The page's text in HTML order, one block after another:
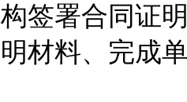
签署合同证
材料、完成